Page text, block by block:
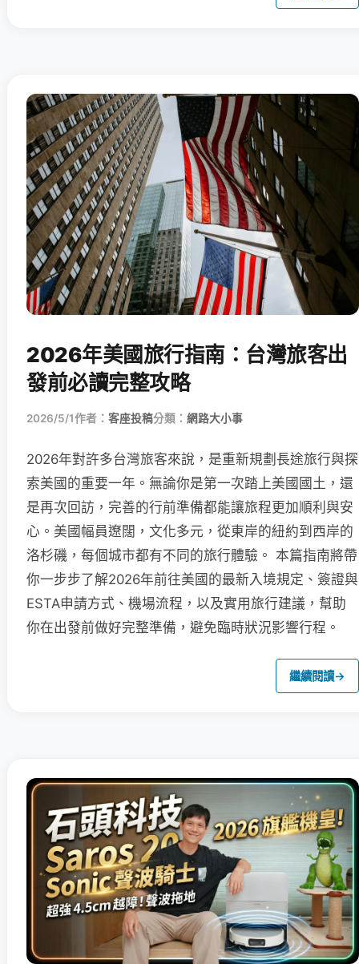
2026年美國旅行指南：台灣旅客出
發前必讀完整攻略
2026/5/1作者： 客座投稿分類： 網路大小事
2026年對許多台灣旅客來說，是重新規劃長途旅行與探
索美國的重要一年。無論你是第一次踏上美國國土，還
是再次回訪，完善的行前準備都能讓旅程更加順利與安
心。美國幅員遼闊，文化多元，從東岸的紐約到西岸的
洛杉磯，每個城市都有不同的旅行體驗。 本篇指南將帶
你一步步了解2026年前往美國的最新入境規定、簽證與
ESTA申請方式、機場流程，以及實用旅行建議，幫助
你在出發前做好完整準備，避免臨時狀況影響行程。
繼續閱讀→